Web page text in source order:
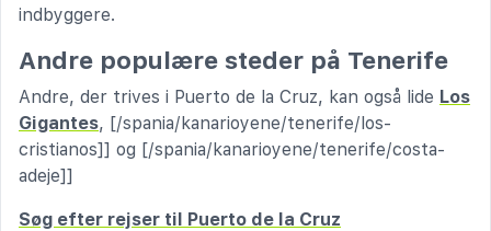
indbyggere.
Andre populære steder på Tenerife
Andre, der trives i Puerto de la Cruz, kan også lide Los
Gigantes, [/spania/kanarioyene/tenerife/los-
cristianos]] og [/spania/kanarioyene/tenerife/costa-
adeje]]
Søg efter rejser til Puerto de la Cruz